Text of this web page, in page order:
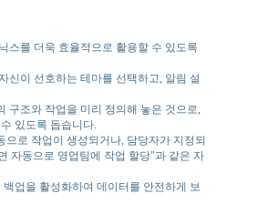
스를 더욱 효율적으로 활용할 수 있도록
신이 선호하는 테마를 선택하고, 알림 설
구조와 작업을 미리 정의해 놓은 것으로,
있도록 돕습니다.
로 작업이 생성되거나, 담당자가 지정되
자동으로 영업팀에 작업 할당"과 같은 자
업을 활성화하여 데이터를 안전하게 보